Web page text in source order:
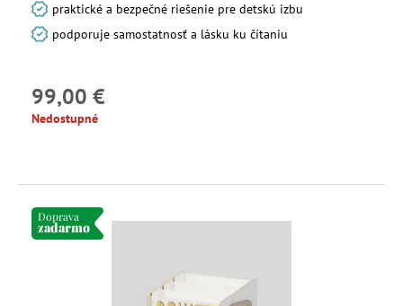
praktické a bezpečné riešenie pre detskú izbu
podporuje samostatnosť a lásku ku čítaniu
99,00 €
Nedostupné
Doprava
zadarmo